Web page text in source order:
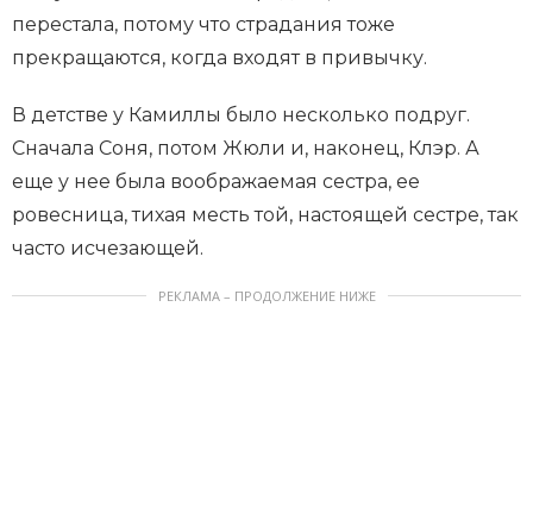
перестала, потому что страдания тоже
прекращаются, когда входят в привычку.
В детстве у Камиллы было несколько подруг.
Сначала Соня, потом Жюли и, наконец, Клэр. А
еще у нее была воображаемая сестра, ее
ровесница, тихая месть той, настоящей сестре, так
часто исчезающей.
РЕКЛАМА – ПРОДОЛЖЕНИЕ НИЖЕ